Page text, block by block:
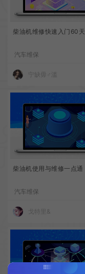
柴油机维修快速入门60天
汽车维保
宁缺毋♂滥
柴油机使用与维修一点通
汽车维保
戈特里&